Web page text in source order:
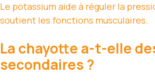
Le potassium aide à réguler la
soutient les fonctions musculaires.
La chayotte a-t-elle
secondaires ?